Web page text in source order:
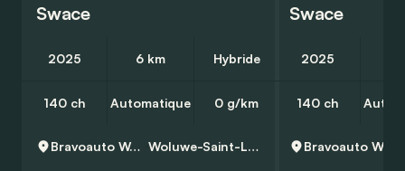
Swace
2025 6 km Hybride
140 ch Automatique 0 g/km
Bravoauto Woluwe Woluwe-Saint-Lambert
Swace
2025
140 ch
Bravoauto Woluwe